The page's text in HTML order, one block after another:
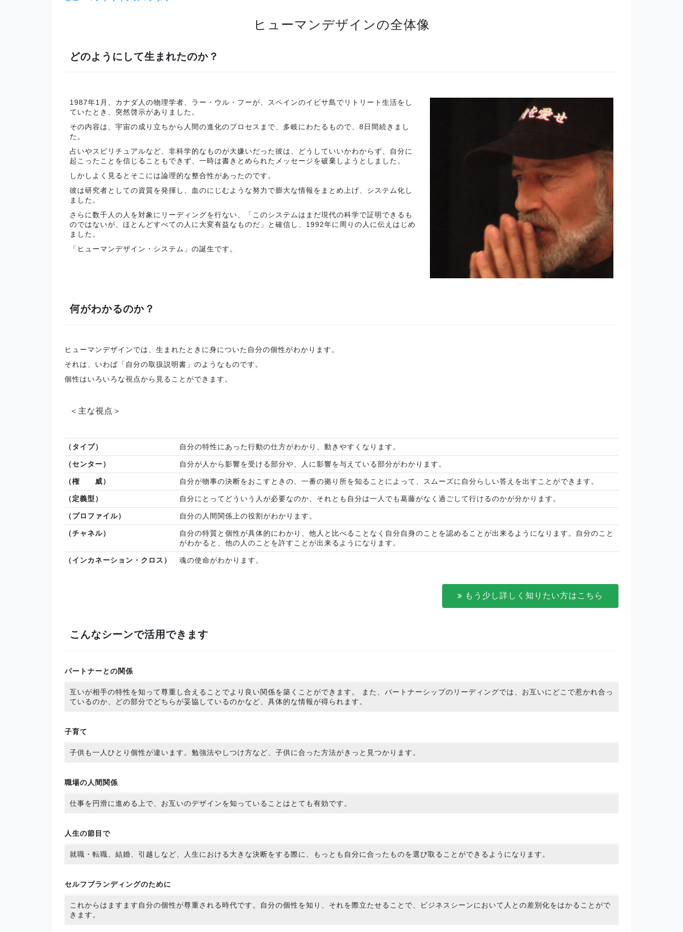
ヒューマンデザインの全体像
どのようにして生まれたのか？
1987年1月、カナダ人の物理学者、ラー・ウル・フーが、スペインのイビサ島でリトリート生活をし
ていたとき、突然啓示がありました。
その内容は、宇宙の成り立ちから人間の進化のプロセスまで、多岐にわたるもので、8日間続きまし
た。
占いやスピリチュアルなど、非科学的なものが大嫌いだった彼は、どうしていいかわからず、自分に
起こったことを信じることもできず、一時は書きとめられたメッセージを破棄しようとしました。
しかしよく見るとそこには論理的な整合性があったのです。
彼は研究者としての資質を発揮し、血のにじむような努力で膨大な情報をまとめ上げ、システム化し
ました。
さらに数千人の人を対象にリーディングを行ない、「このシステムはまだ現代の科学で証明できるも
のではないが、ほとんどすべての人に大変有益なものだ」と確信し、1992年に周りの人に伝えはじめ
ました。
「ヒューマンデザイン・システム」の誕生です。
何がわかるのか？
ヒューマンデザインでは、生まれたときに身についた自分の個性がわかります。
それは、いわば「自分の取扱説明書」のようなものです。
個性はいろいろな視点から見ることができます。
＜主な視点＞
（タイプ） 自分の特性にあった行動の仕方がわかり、動きやすくなります。
（センター） 自分が人から影響を受ける部分や、人に影響を与えている部分がわかります。
（権 威） 自分が物事の決断をおこすときの、一番の拠り所を知ることによって、スムーズに自分らしい答えを出すことができます。
（定義型） 自分にとってどういう人が必要なのか、それとも自分は一人でも葛藤がなく過ごして行けるのかが分かります。
（プロファイル） 自分の人間関係上の役割がわかります。
（チャネル）
自分の特質と個性が具体的にわかり、他人と比べることなく自分自身のことを認めることが出来るようになります。自分のこと
がわかると、他の人のことを許すことが出来るようになります。
（インカネーション・クロス） 魂の使命がわかります。
もう少し詳しく知りたい方はこちら
こんなシーンで活用できます
パートナーとの関係
互いが相手の特性を知って尊重し合えることでより良い関係を築くことができます。 また、パートナーシップのリーディングでは、お互いにどこで惹かれ合っ
ているのか、どの部分でどちらが妥協しているのかなど、具体的な情報が得られます。
子育て
子供も一人ひとり個性が違います。勉強法やしつけ方など、子供に合った方法がきっと見つかります。
職場の人間関係
仕事を円滑に進める上で、お互いのデザインを知っていることはとても有効です。
人生の節目で
就職・転職、結婚、引越しなど、人生における大きな決断をする際に、もっとも自分に合ったものを選び取ることができるようになります。
セルフブランディングのために
これからはますます自分の個性が尊重される時代です。自分の個性を知り、それを際立たせることで、ビジネスシーンにおいて人との差別化をはかることがで
きます。